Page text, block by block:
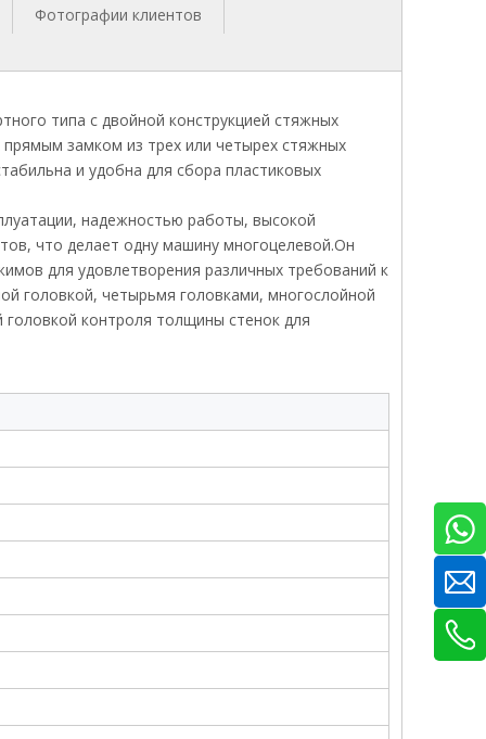
Фотографии клиентов
типа с двойной конструкцией стяжных
замком из трех или четырех стяжных
и удобна для сбора пластиковых
надежностью работы, высокой
что делает одну машину многоцелевой.Он
для удовлетворения различных требований к
головкой, четырьмя головками, многослойной
контроля толщины стенок для